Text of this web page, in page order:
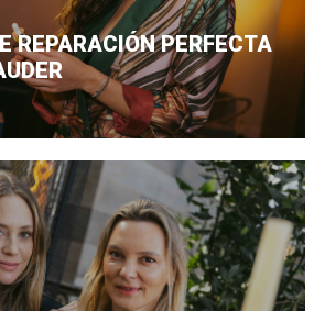
REPARACIÓN PERFECTA